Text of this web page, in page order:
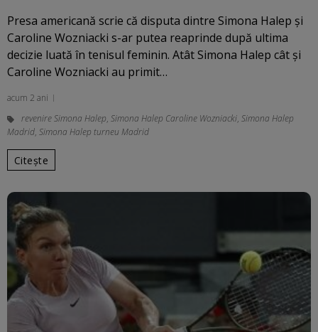
Presa americană scrie că disputa dintre Simona Halep și
Caroline Wozniacki s-ar putea reaprinde după ultima
decizie luată în tenisul feminin. Atât Simona Halep cât și
Caroline Wozniacki au primit…
acum 2 ani
revenire Simona Halep, Simona Halep Caroline Wozniacki, Simona Halep
Madrid, Simona Halep turneu Madrid
Citește